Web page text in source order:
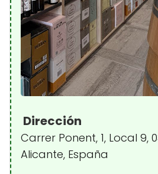
Dirección
Carrer Ponent, 1, Local 9,
Alicante, España